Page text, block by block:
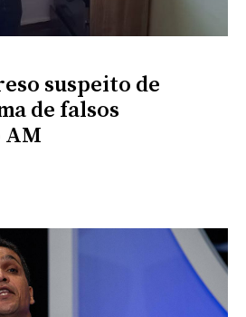
suspeito de
de falsos
AM